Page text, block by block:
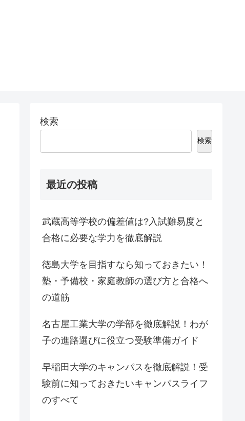
検索
検索
最近の投稿
武蔵高等学校の偏差値は?入試難易度と
合格に必要な学力を徹底解説
徳島大学を目指すなら知っておきたい！
塾・予備校・家庭教師の選び方と合格へ
の道筋
名古屋工業大学の学部を徹底解説！わが
子の進路選びに役立つ受験準備ガイド
早稲田大学のキャンパスを徹底解説！受
験前に知っておきたいキャンパスライフ
のすべて